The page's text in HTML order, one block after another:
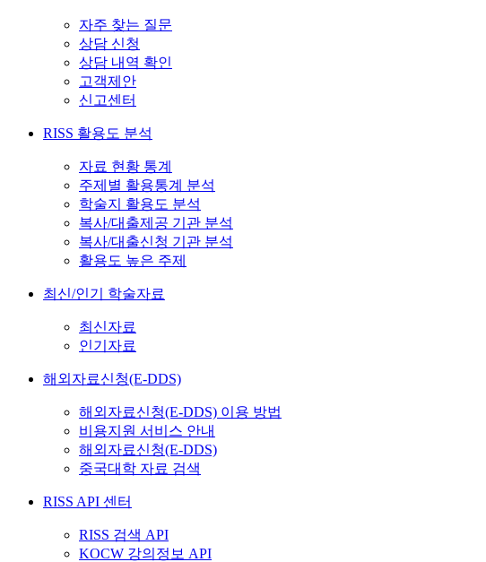
자주 찾는 질문
상담 신청
상담 내역 확인
고객제안
신고센터
RISS 활용도 분석
자료 현황 통계
주제별 활용통계 분석
학술지 활용도 분석
복사/대출제공 기관 분석
복사/대출신청 기관 분석
활용도 높은 주제
최신/인기 학술자료
최신자료
인기자료
해외자료신청(E-DDS)
해외자료신청(E-DDS) 이용 방법
비용지원 서비스 안내
해외자료신청(E-DDS)
중국대학 자료 검색
RISS API 센터
RISS 검색 API
KOCW 강의정보 API